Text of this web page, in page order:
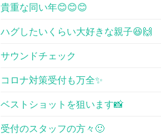
貴重な同い年😊😊😊
ハグしたいくらい大好きな親子😆🙌
サウンドチェック
コロナ対策受付も万全✨
ベストショットを狙います📸
受付のスタッフの方々🙂